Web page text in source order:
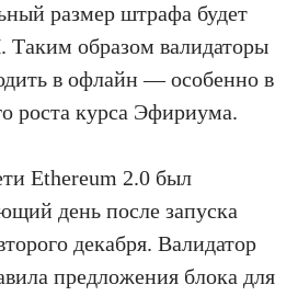
размер штрафа будет
Таким образом валидаторы
в офлайн — особенно в
роста курса Эфириума.
Ethereum 2.0 был
день после запуска
декабря. Валидатор
предложения блока для